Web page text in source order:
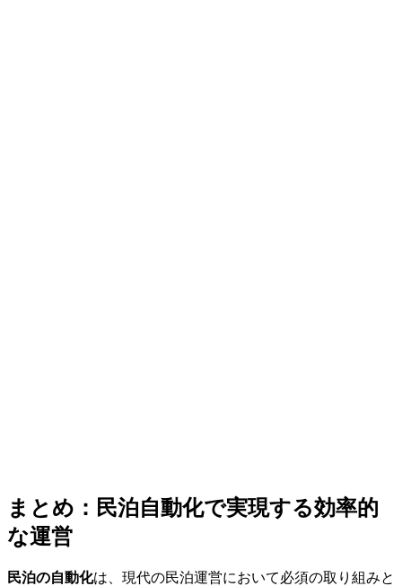
まとめ：民泊自動化で実現する効率的
な運営
民泊の自動化は、現代の民泊運営において必須の取り組みと